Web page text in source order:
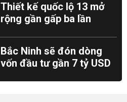
Thiết kế quốc lộ 13 mở
rộng gần gấp ba lần
Bắc Ninh sẽ đón dòng
vốn đầu tư gần 7 tỷ USD